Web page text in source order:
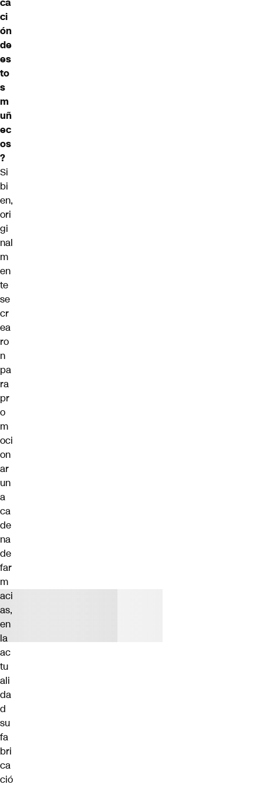
ci
ón
de
es
to
s
m
uñ
ec
os
?
Si
bi
en,
ori
gi
nal
m
en
te
se
cr
ea
ro
n
pa
ra
pr
o
m
oci
on
ar
un
a
ca
de
na
de
far
m
aci
as,
en
la
ac
tu
ali
da
d
su
fa
bri
ca
ció